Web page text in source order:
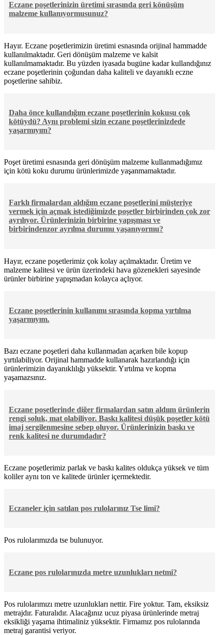
Eczane poşetlerinizin üretimi sırasında geri könüşüm
malzeme kullanıyormusunuz?
Hayır. Eczane poşetlerimizin üretimi esnasında orijinal hammadde
kullanılmaktadır. Geri dönüşüm malzeme ve kalsit
kullanılmamaktadır. Bu yüzden iyasada bugüne kadar kullandığınız
eczane poşetlerinin çoğundan daha kaliteli ve dayanıklı eczne
poşetlerine sahibiz.
Daha önce kullandığım eczane poşetlerinin kokusu çok
kötüydü? Aynı problemi sizin eczane poşetlerinizdede
yaşarmıyım?
Poşet üretimi esnasında geri dönüşüm malzeme kullanmadığımız
için kötü koku durumu ürünlerimizde yaşanmamaktadır.
Farklı firmalardan aldığım eczane poşetlerini müşteriye
vermek için açmak istediğimizde poşetler birbirinden çok zor
ayrılıyor. Ürünlerinizin birbirine yapışması ve
birbirindenzor ayrılma durumu yaşanıyormu?
Hayır, eczane poşetlerimiz çok kolay açılmaktadır. Üretim ve
malzeme kalitesi ve ürün üzerindeki hava gözenekleri sayesinde
ürünler birbirine yapışmadan kolayca açlıyor.
Eczane poşetlerinin kullanımı sırasında kopma yırtılma
yaşarmıyım.
Bazı eczane poşetleri daha kullanmadan açarken bile kopup
yırtılabiliyor. Orijinal hammadde kullanarak hazırlandığı için
ürünlerimizin dayanıklılığı yüksektir. Yırtılma ve kopma
yaşamazsınız.
Eczane poşetlerinde diğer firmalardan satın aldıım ürünlerin
rengi soluk, mat olabiliyor. Baskı kalitesi düşük poşetler kötü
imaj sergilenmesine sebep oluyor. Ürünlerinizin baskı ve
renk kalitesi ne durumdadır?
Eczane poşetlerimiz parlak ve baskı kalites oldukça yüksek ve tüm
koliler aynı ton ve kalitede ürünler içermektedir.
Eczaneler için satılan pos rulolarınız Tse limi?
Pos rulolarımızda tse bulunuyor.
Eczane pos rulolarınızda metre uzunlukları netmi?
Pos rulolarımızı metre uzunlukları nettir. Fire yoktur. Tam, eksiksiz
metrajdır. Faturalıdır. Alacağınız ucuz piyasa ürünlerinde metraj
eksikliği yaşama ihtimaliniz yüksektir. Firmamız pos rulolarında
metraj garantisi veriyor.